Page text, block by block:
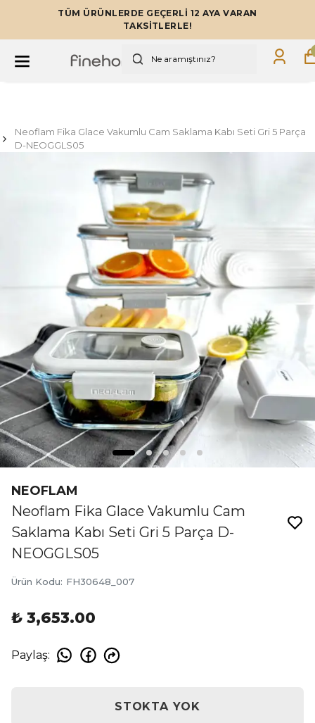
TÜM ÜRÜNLERDE GEÇERLİ 12 AYA VARAN
TAKSİTLERLE!
Neoflam Fika Glace Vakumlu Cam Saklama Kabı Seti Gri 5 Parça
D-NEOGGLS05
NEOFLAM
Neoflam Fika Glace Vakumlu Cam
Saklama Kabı Seti Gri 5 Parça D-
NEOGGLS05
Ürün Kodu: FH30648_007
₺ 3,653.00
Paylaş:
STOKTA YOK